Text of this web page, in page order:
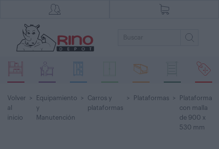
Volver
al
inicio
>
Equipamiento
y
Manutención
>
Carros y
plataformas
> Plataformas >
Plataforma
con malla
de 900 x
530 mm